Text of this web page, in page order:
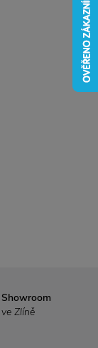
Showroom
ve Zlíně